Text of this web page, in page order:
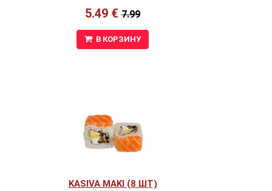
5.49 € 7.99
В КОРЗИНУ
KASIVA MAKI (8 ШТ)